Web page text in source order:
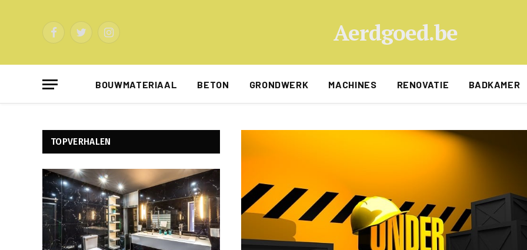
FacebookTwitterInstagram Aerdgoed.be
BOUWMATERIAAL BETON GRONDWERK MACHINES RENOVATIE BADKAMER
TOPVERHALEN